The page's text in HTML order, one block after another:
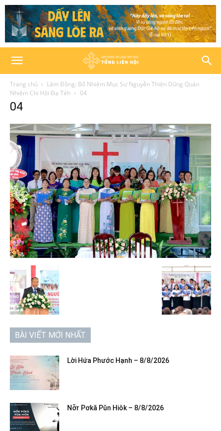
Trang chủ
Lâm Đồng: Bổ Nhiệm Mục Sư Nguyễn Thiện Dũng Quản
Nhiệm Chi Hội Đạ Tẻh
04
04
BÀI VIẾT MỚI NHẤT
Lời Hứa Phước Hạnh – 8/8/2026
Nơ̆r Pơkă Pŭn Hiôk – 8/8/2026